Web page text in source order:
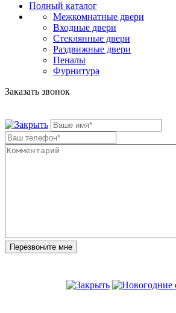
Полный каталог
Межкомнатные двери
Входные двери
Стеклянные двери
Раздвижные двери
Пеналы
Фурнитура
Заказать звонок